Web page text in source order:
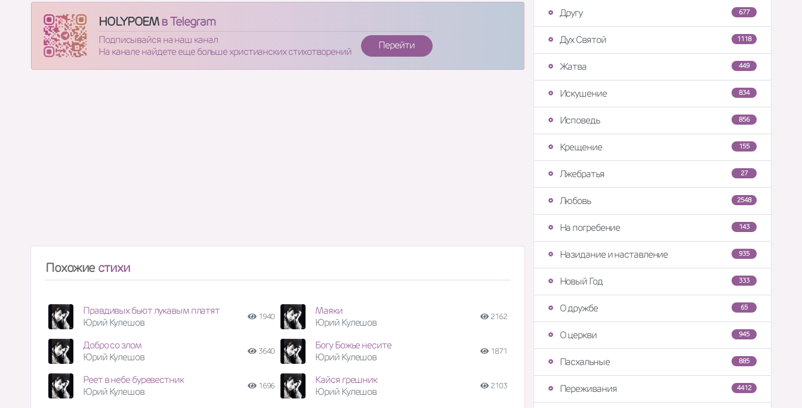
HOLYPOEMв Telegram
Подписывайся на наш канал
На канале найдете еще больше христианских стихотворений
Перейти
Похожие стихи
Правдивых бьют лукавым платят
Юрий Кулешов
1940
Маяки
Юрий Кулешов
2162
Добро со злом
Юрий Кулешов
3640
Богу Божье несите
Юрий Кулешов
1871
Реет в небе буревестник
Юрий Кулешов
1696
Кайся грешник
Юрий Кулешов
2103
677
Другу
1118
Дух Святой
449
Жатва
834
Искушение
856
Исповедь
155
Крещение
27
Лжебратья
2548
Любовь
143
На погребение
935
Назидание и наставление
333
Новый Год
65
О дружбе
945
О церкви
885
Пасхальные
4412
Переживания